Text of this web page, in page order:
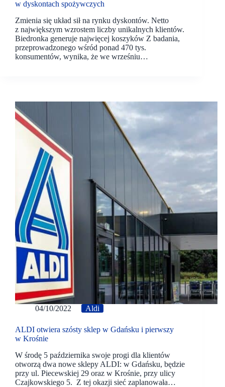
w dyskontach spożywczych
Zmienia się układ sił na rynku dyskontów. Netto
z największym wzrostem liczby unikalnych klientów.
Biedronka generuje najwięcej koszyków Z badania,
przeprowadzonego wśród ponad 470 tys.
konsumentów, wynika, że we wrześniu…
04/10/2022 Aldi
ALDI otwiera szósty sklep w Gdańsku i pierwszy
w Krośnie
W środę 5 października swoje progi dla klientów
otworzą dwa nowe sklepy ALDI: w Gdańsku, będzie
przy ul. Piecewskiej 29 oraz w Krośnie, przy ulicy
Czajkowskiego 5. Z tej okazji sieć zaplanowała…